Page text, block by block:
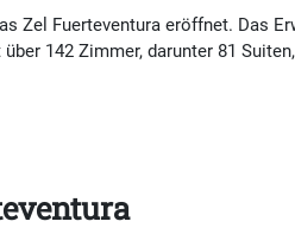
Zel Fuerteventura eröffnet. Das
142 Zimmer, darunter 81